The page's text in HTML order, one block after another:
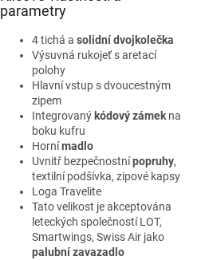
parametry
4 tichá a solidní dvojkolečka
Výsuvná rukojeť s aretací
polohy
Hlavní vstup s dvoucestným
zipem
Integrovaný kódový zámekna
boku kufru
Hornímadlo
Uvnitř bezpečnostnípopruhy,
textilní podšívka, zipové kapsy
Loga Travelite
Tato velikost je akceptována
leteckých společností LOT,
Smartwings, Swiss Air jako
palubní zavazadlo